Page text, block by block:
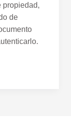
propiedad,
de